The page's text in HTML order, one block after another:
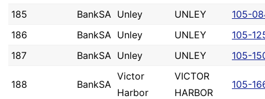
185
BankSA Unley UNLEY
105-
186
BankSA Unley UNLEY
105-
187
BankSA Unley UNLEY 105-
188 BankSA
Victor
Harbor
VICTOR
HARBOR
105-